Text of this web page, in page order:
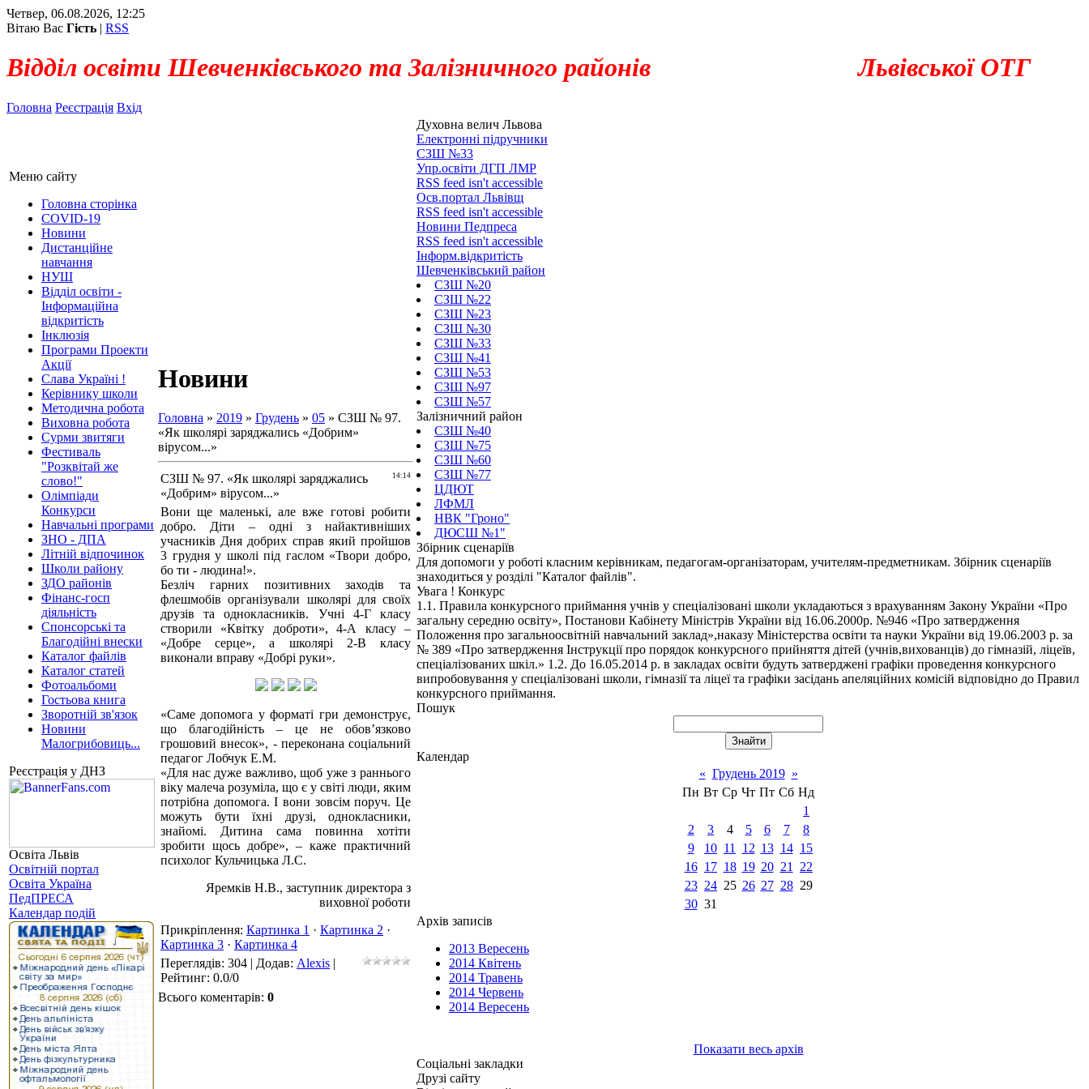
Четвер, 06.08.2026, 12:25
Вітаю Вас Гість | RSS
Відділ освіти Шевченківського та Залізничного районів Львівської ОТГ
Головна Реєстрація Вхід
Меню сайту
Головна сторінка
COVID-19
Новини
Дистанційне
навчання
НУШ
Відділ освіти -
Інформаційна
відкритість
Інклюзія
Програми Проекти
Акції
Слава Україні !
Керівнику школи
Методична робота
Виховна робота
Сурми звитяги
Фестиваль
"Розквітай же
слово!"
Олімпіади
Конкурси
Навчальні програми
ЗНО - ДПА
Літній відпочинок
Школи району
ЗДО районів
Фінанс-госп
діяльність
Спонсорські та
Благодійні внески
Каталог файлів
Каталог статей
Фотоальбоми
Гостьова книга
Зворотній зв'язок
Новини
Малогрибовиць...
Реєстрація у ДНЗ
Освіта Львів
Освітній портал
Освіта Україна
ПедПРЕСА
Календар подій
Новини
Головна » 2019 » Грудень » 05 » СЗШ № 97.
«Як школярі заряджались «Добрим»
вірусом...»
14:14
СЗШ № 97. «Як школярі заряджались
«Добрим» вірусом...»
Вони ще маленькі, але вже готові робити
добро. Діти – одні з найактивніших
учасників Дня добрих справ який пройшов
3 грудня у школі під гаслом «Твори добро,
бо ти - людина!».
Безліч гарних позитивних заходів та
флешмобів організували школярі для своїх
друзів та однокласників. Учні 4-Г класу
створили «Квітку доброти», 4-А класу –
«Добре серце», а школярі 2-В класу
виконали вправу «Добрі руки».
«Саме допомога у форматі гри демонструє,
що благодійність – це не обов’язково
грошовий внесок», - переконана соціальний
педагог Лобчук Е.М.
«Для нас дуже важливо, щоб уже з раннього
віку малеча розуміла, що є у світі люди, яким
потрібна допомога. І вони зовсім поруч. Це
можуть бути їхні друзі, однокласники,
знайомі. Дитина сама повинна хотіти
зробити щось добре», – каже практичний
психолог Кульчицька Л.С.
Яремків Н.В., заступник директора з
виховної роботи
Прикріплення: Картинка 1 · Картинка 2 ·
Картинка 3 · Картинка 4
Переглядів: 304 | Додав: Alexis |
Рейтинг: 0.0/0
Всього коментарів: 0
Духовна велич Львова
Електронні підручники
СЗШ №33
Упр.освіти ДГП ЛМР
RSS feed isn't accessible
Осв.портал Львівщ
RSS feed isn't accessible
Новини Педпреса
RSS feed isn't accessible
Інформ.відкритість
Шевченківський район
СЗШ №20
СЗШ №22
СЗШ №23
СЗШ №30
СЗШ №33
СЗШ №41
СЗШ №53
СЗШ №97
СЗШ №57
Залізничний район
СЗШ №40
СЗШ №75
СЗШ №60
СЗШ №77
ЦДЮТ
ЛФМЛ
НВК "Гроно"
ДЮСШ №1"
Збірник сценаріїв
Для допомоги у роботі класним керівникам, педагогам-організаторам, учителям-предметникам. Збірник сценаріїв
знаходиться у розділі "Каталог файлів".
Увага ! Конкурс
1.1. Правила конкурсного приймання учнів у спеціалізовані школи укладаються з врахуванням Закону України «Про
загальну середню освіту», Постанови Кабінету Міністрів України від 16.06.2000р. №946 «Про затвердження
Положення про загальноосвітній навчальний заклад»,наказу Міністерства освіти та науки України від 19.06.2003 р. за
№ 389 «Про затвердження Інструкції про порядок конкурсного прийняття дітей (учнів,вихованців) до гімназій, ліцеїв,
спеціалізованих шкіл.» 1.2. До 16.05.2014 р. в закладах освіти будуть затверджені графіки проведення конкурсного
випробовування у спеціалізовані школи, гімназії та ліцеї та графіки засідань апеляційних комісій відповідно до Правил
конкурсного приймання.
Пошук
Календар
« Грудень 2019 »
Пн Вт Ср Чт Пт Сб Нд
1
2
3 4 5 6 7
8
9
10 11 12 13 14 15
16 17 18 19 20 21
22
23 24 25 26 27 28 29
30 31
Архів записів
2013 Вересень
2014 Квітень
2014 Травень
2014 Червень
2014 Вересень
Показати весь архів
Соціальні закладки
Друзі сайту